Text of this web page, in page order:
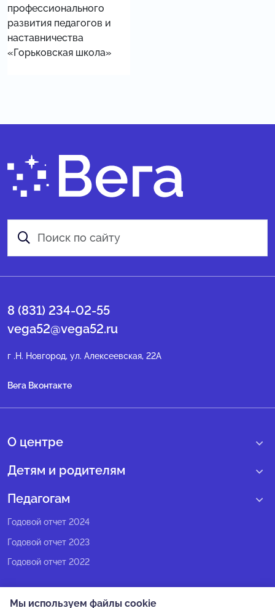
профессионального
развития педагогов и
наставничества
«Горьковская школа»
8 (831) 234-02-55
vega52@vega52.ru
г .Н. Новгород, ул. Алексеевская, 22А
Вега Вконтакте
О центре
О нас
Структура регионального центра
Педагогический состав
Попечительский совет
Экспертный совет
СМИ о нас
Детям и родителям
Учебные интенсивные сборы
Педагогам
Программы Веги
Программы Сириус
Методические рекомендации
Годовой отчет 2024
Годовой отчет 2023
Годовой отчет 2022
Мы используем файлы cookie